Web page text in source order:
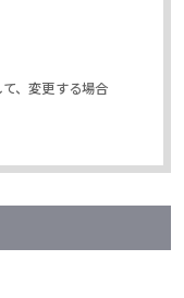
、変更する場合